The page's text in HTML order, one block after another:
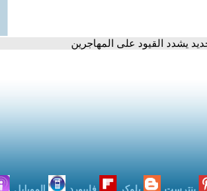
يشدد القيود على المهاجرين